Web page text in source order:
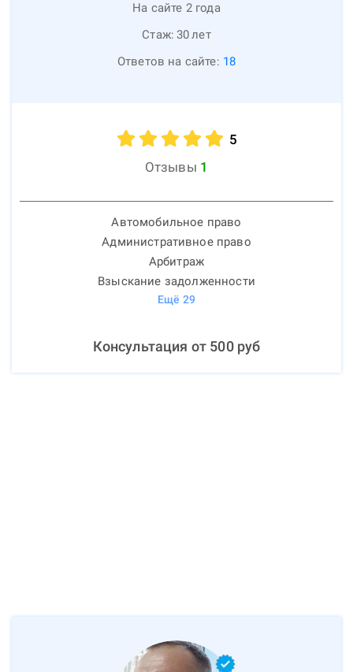
На сайте 2 года
Стаж: 30лет
Ответов на сайте: 18
5
Отзывы 1
Автомобильное право
Административное право
Арбитраж
Взыскание задолженности
Ещё 29
Консультация от 500руб